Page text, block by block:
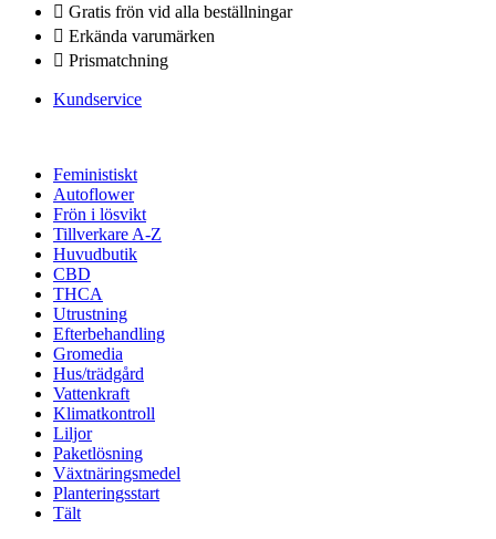
Gratis frön vid alla beställningar
Erkända varumärken
Prismatchning
Kundservice
Feministiskt
Autoflower
Frön i lösvikt
Tillverkare A-Z
Huvudbutik
CBD
THCA
Utrustning
Efterbehandling
Gromedia
Hus/trädgård
Vattenkraft
Klimatkontroll
Liljor
Paketlösning
Växtnäringsmedel
Planteringsstart
Tält